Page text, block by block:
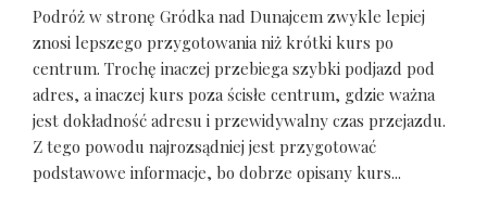
Podróż w stronę Gródka nad Dunajcem zwykle lepiej
znosi lepszego przygotowania niż krótki kurs po
centrum. Trochę inaczej przebiega szybki podjazd pod
adres, a inaczej kurs poza ścisłe centrum, gdzie ważna
jest dokładność adresu i przewidywalny czas przejazdu.
Z tego powodu najrozsądniej jest przygotować
podstawowe informacje, bo dobrze opisany kurs...